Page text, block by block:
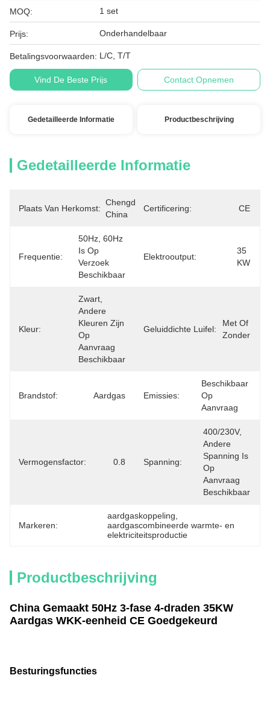
MOQ: 1 set
Prijs: Onderhandelbaar
Betalingsvoorwaarden: L/C, T/T
Vind De Beste Prijs Contact Opnemen
Gedetailleerde Informatie Productbeschrijving
Gedetailleerde Informatie
Plaats Van Herkomst:
Chengdu,
China
Certificering: CE
Frequentie:
50Hz, 60Hz
Is Op
Verzoek
Beschikbaar
Elektrooutput:
35
KW
Kleur:
Zwart,
Andere
Kleuren Zijn
Op
Aanvraag
Beschikbaar
Geluiddichte Luifel:
Met Of
Zonder
Brandstof: Aardgas Emissies:
Beschikbaar
Op
Aanvraag
Vermogensfactor: 0.8 Spanning:
400/230V,
Andere
Spanning Is
Op
Aanvraag
Beschikbaar
Markeren:
aardgaskoppeling
aardgascombineerde warmte- en
elektriciteitsproductie
Productbeschrijving
China Gemaakt 50Hz 3-fase 4-draden 35KW
Aardgas WKK-eenheid CE Goedgekeurd
Besturingsfuncties